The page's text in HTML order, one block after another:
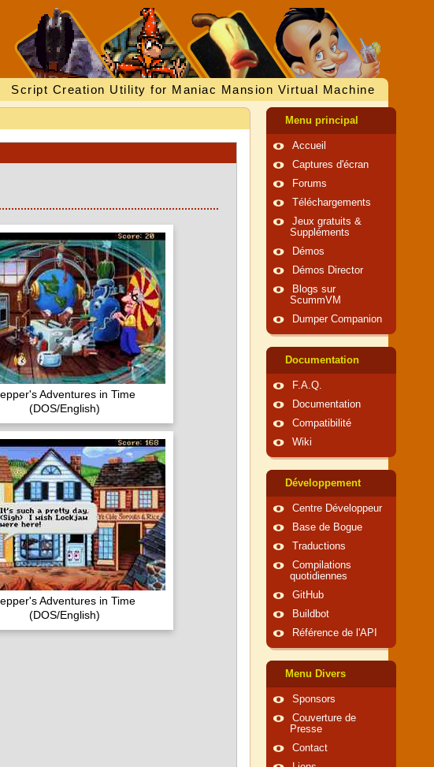
Script Creation Utility for Maniac Mansion Virtual Machine
Adventures in Time
(DOS/English)
Adventures in Time
(DOS/English)
Menu principal
Accueil
Captures d'écran
Forums
Téléchargements
Jeux gratuits &
Suppléments
Démos
Démos Director
Blogs sur
ScummVM
Dumper Companion
Documentation
F.A.Q.
Documentation
Compatibilité
Wiki
Développement
Centre Développeur
Base de Bogue
Traductions
Compilations
quotidiennes
GitHub
Buildbot
Référence de l'API
Menu Divers
Sponsors
Couverture de
Presse
Contact